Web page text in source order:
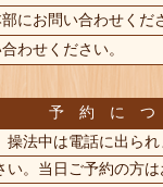
部にお問い合わせ
い合わせくだ
予 約 に
法中は電話に出ら
。当日ご予約の方